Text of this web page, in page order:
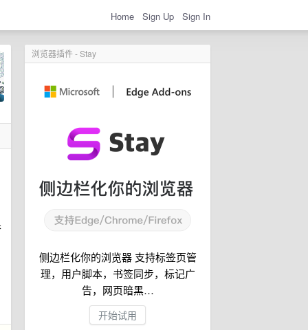
Home Sign Up Sign In
浏览器插件 - Stay
侧边栏化你的浏览器 支持标签页管
理，用户脚本，书签同步，标记广
告，网页暗黑…
开始试用